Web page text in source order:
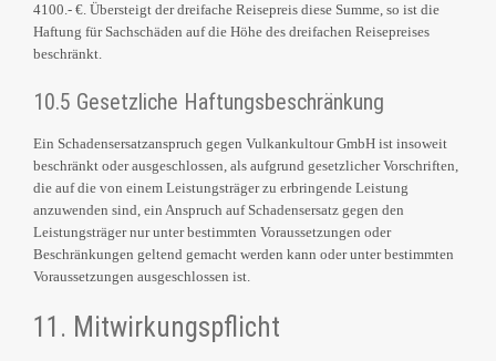
4100.- €. Übersteigt der dreifache Reisepreis diese Summe, so ist die
Haftung für Sachschäden auf die Höhe des dreifachen Reisepreises
beschränkt.
10.5 Gesetzliche Haftungsbeschränkung
Ein Schadensersatzanspruch gegen Vulkankultour GmbH ist insoweit
beschränkt oder ausgeschlossen, als aufgrund gesetzlicher Vorschriften,
die auf die von einem Leistungsträger zu erbringende Leistung
anzuwenden sind, ein Anspruch auf Schadensersatz gegen den
Leistungsträger nur unter bestimmten Voraussetzungen oder
Beschränkungen geltend gemacht werden kann oder unter bestimmten
Voraussetzungen ausgeschlossen ist.
11. Mitwirkungspflicht